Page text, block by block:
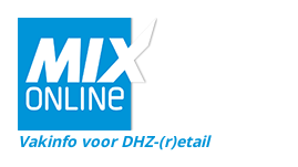
Vakinfo voor DHZ-(r)etail
Home
Magazines